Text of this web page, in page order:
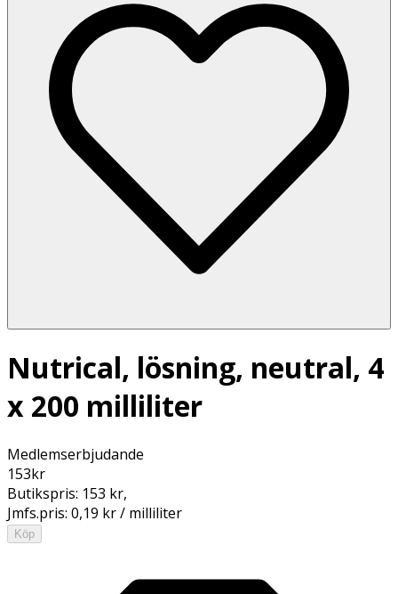
Nutrical, lösning, neutral, 4
x 200 milliliter
Medlemserbjudande
153kr
Butikspris: 153 kr,
Jmfs.pris: 0,19 kr / milliliter
Köp